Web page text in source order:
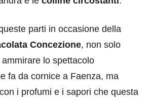
parti in occasione della
Concezione, non solo
lo spettacolo
fa da cornice a Faenza, ma
i profumi e i sapori che questa